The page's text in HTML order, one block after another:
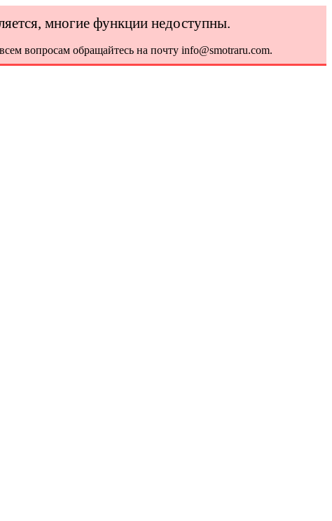
многие функции недоступны.
вопросам обращайтесь на почту info@smotraru.com.